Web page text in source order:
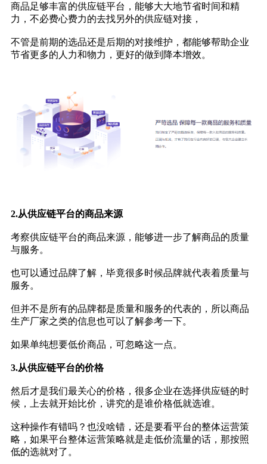
商品足够丰富的供应链平台，能够大大地节省时间和精
力，不必费心费力的去找另外的供应链对接，
不管是前期的选品还是后期的对接维护，都能够帮助企业
节省更多的人力和物力，更好的做到降本增效。
2.从供应链平台的商品来源
考察供应链平台的商品来源，能够进一步了解商品的质量
与服务。
也可以通过品牌了解，毕竟很多时候品牌就代表着质量与
服务。
但并不是所有的品牌都是质量和服务的代表的，所以商品
生产厂家之类的信息也可以了解参考一下。
如果单纯想要低价商品，可忽略这一点。
3.从供应链平台的价格
然后才是我们最关心的价格，很多企业在选择供应链的时
候，上去就开始比价，讲究的是谁价格低就选谁。
这种操作有错吗？也没啥错，还是要看平台的整体运营策
略，如果平台整体运营策略就是走低价流量的话，那按照
低的选就对了。